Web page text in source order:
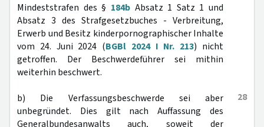
Mindeststrafen des § 184bAbsatz 1 Satz 1 und
Absatz 3 des Strafgesetzbuches - Verbreitung,
Erwerb und Besitz kinderpornographischer Inhalte
vom 24. Juni 2024 (BGBl 2024 I Nr. 213) nicht
getroffen. Der Beschwerdeführer sei mithin
weiterhin beschwert.
28
b) Die Verfassungsbeschwerde sei aber
unbegründet. Dies gilt nach Auffassung des
Generalbundesanwalts auch, soweit der